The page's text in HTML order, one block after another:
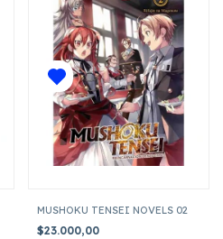
MUSHOKU TENSEI NOVELS 02
$23.000,00